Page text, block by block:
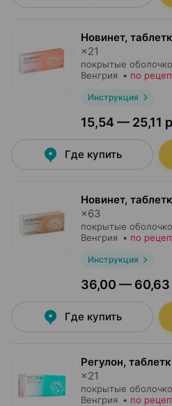
Новинет,
×21
покрытые
Венгрия • по
Инструкция
15,54 — 25,11
Где купить
Новинет,
×63
покрытые
Венгрия • по
Инструкция
36,00 — 60,63
Где купить
Регулон,
×21
покрытые
Венгрия • по